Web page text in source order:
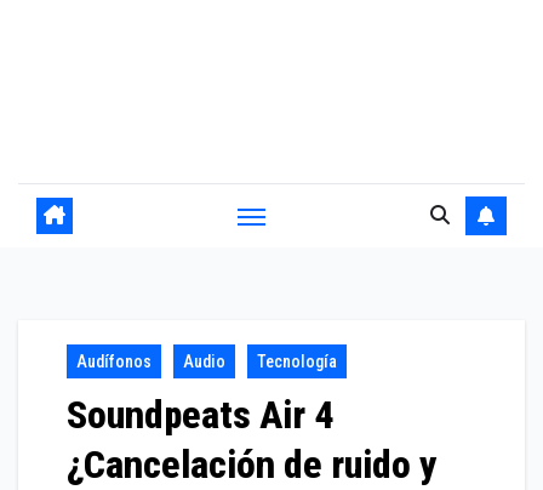
Audífonos Audio Tecnología
Soundpeats Air 4
¿Cancelación de ruido y